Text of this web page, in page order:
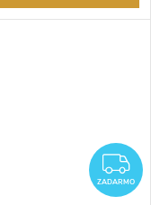
ZADARMO